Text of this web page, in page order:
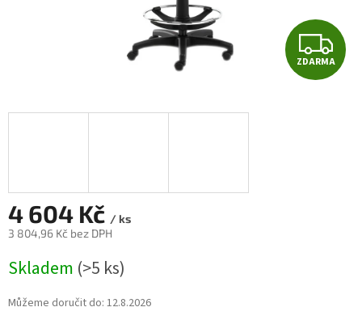
Z
D
ZDARMA
4 604 Kč / ks
3 804,96 Kč bez DPH
cena:
Skladem (>5 ks)
Můžeme doručit do: 12.8.2026